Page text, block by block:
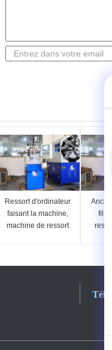
Ressort d'ordinateur
faisant la machine,
machine de ressort
fil